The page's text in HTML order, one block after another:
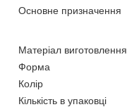
Основне призначення
Матеріал виготовлення
Форма
Колір
Кількість в упаковці